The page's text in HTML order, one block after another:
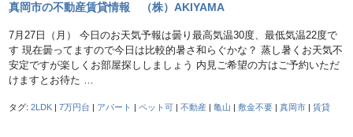
真岡市の不動産賃貸情報 （株）AKIYAMA
7月27日（月） 今日のお天気予報は曇り最高気温30度、最低気温22度で
す 現在曇ってますので今日は比較的暑さ和らぐかな？ 蒸し暑くお天気不
安定ですが楽しくお部屋探ししましょう 内見ご希望の方はご予約いただ
けますとお待た …
タグ:2LDK |7万円台 アパート |ペット可 |不動産 |亀山 |敷金不要 |真岡市 |賃貸